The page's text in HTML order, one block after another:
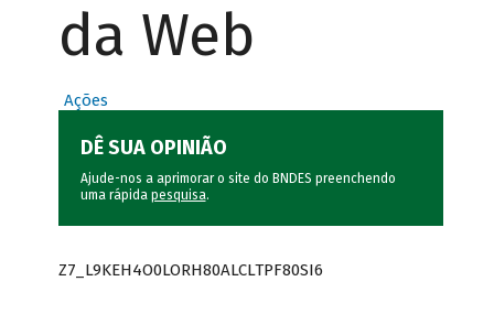
da Web
Ações
DÊ SUA OPINIÃO
Ajude-nos a aprimorar o site do BNDES preenchendo
uma rápida pesquisa.
Z7_L9KEH4O0LORH80ALCLTPF80SI6